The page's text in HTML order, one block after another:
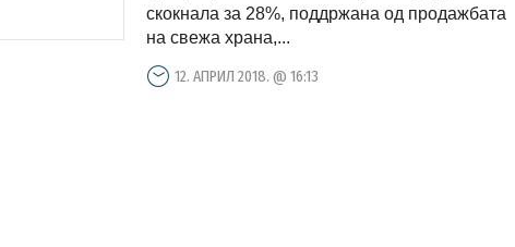
скокнала за 28%, поддржана од продажбата
на свежа храна,...
12. АПРИЛ 2018. @ 16:13